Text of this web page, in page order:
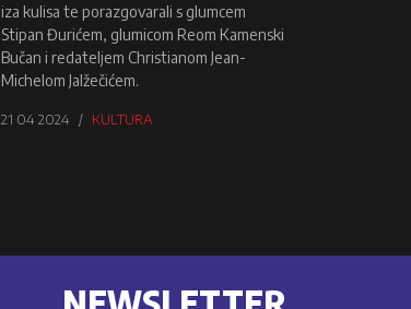
iza kulisa te porazgovarali s glumcem
Stipan Đurićem, glumicom Reom Kamenski
Bučan i redateljem Christianom Jean-
Michelom Jalžečićem.
21 04 2024 KULTURA